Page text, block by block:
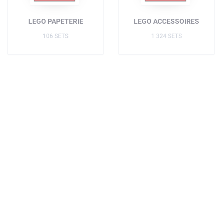
LEGO PAPETERIE
106 SETS
LEGO ACCESSOIRES
1 324 SETS